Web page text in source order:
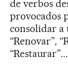
de verbos
provocados
consolidar a
“Renovar”,
“Restaurar”...